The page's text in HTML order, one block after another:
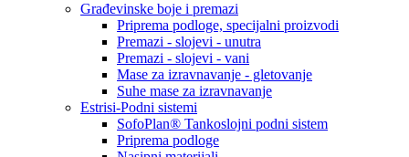
Građevinske boje i premazi
Priprema podloge, specijalni proizvodi
Premazi - slojevi - unutra
Premazi - slojevi - vani
Mase za izravnavanje - gletovanje
Suhe mase za izravnavanje
Estrisi-Podni sistemi
SofoPlan® Tankoslojni podni sistem
Priprema podloge